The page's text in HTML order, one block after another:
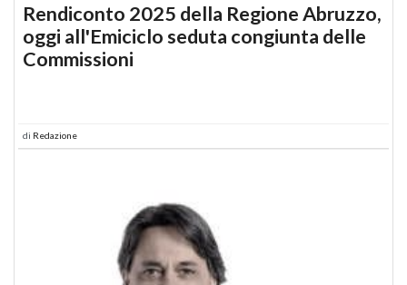
Rendiconto 2025 della Regione Abruzzo,
oggi all'Emiciclo seduta congiunta delle
Commissioni
di Redazione